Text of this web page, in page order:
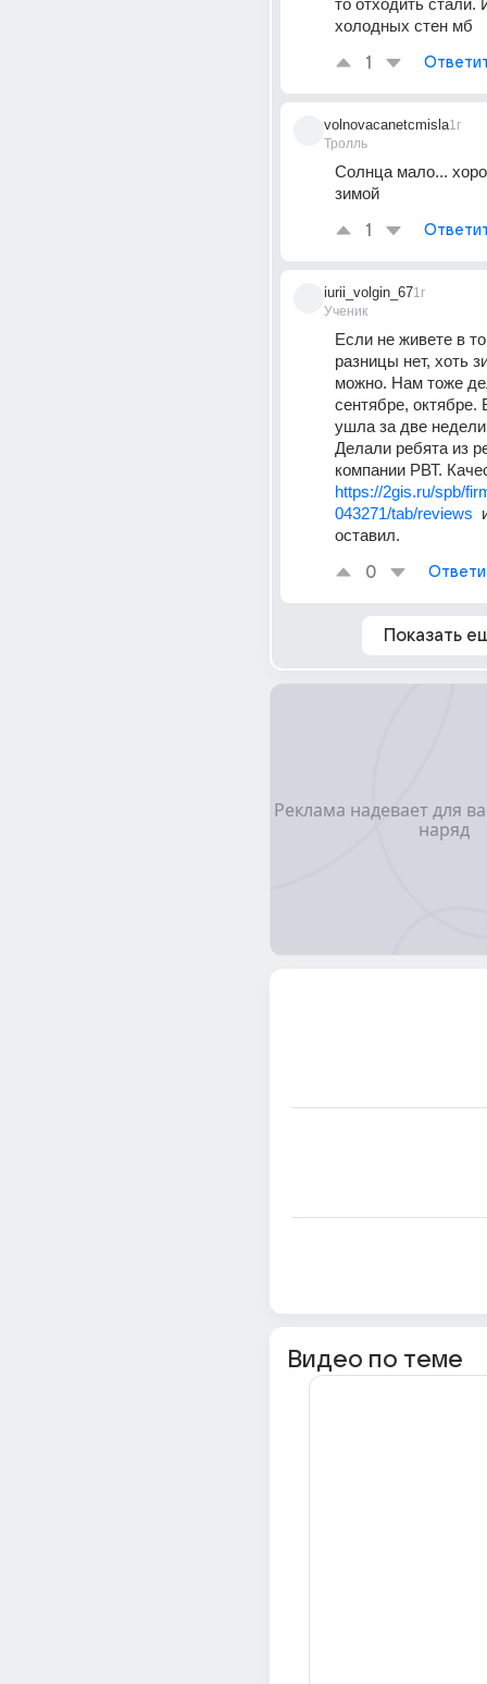
то отходить стали.
холодных стен мб
1
volnovacanetcmisla
Тролль
1г
Солнца мало...
зимой
1
iurii_volgin_67
Ученик
1г
Если не живете в
разницы нет, хоть
можно. Нам тоже
сентябре, октябре.
ушла за две недели
Делали ребята из
https://2gis.ru/spb/
043271/tab/reviews
оставил.
0
Показать
Видео по теме